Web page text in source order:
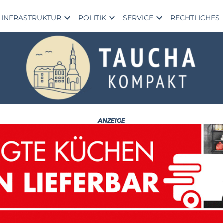
INFRASTRUKTUR expand_more POLITIK expand_more SERVICE expand_more RECHTLICHES